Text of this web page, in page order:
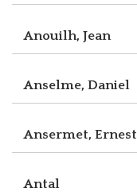
Anouilh, Jean
Anselme, Daniel
Ansermet, Ernest
Antal